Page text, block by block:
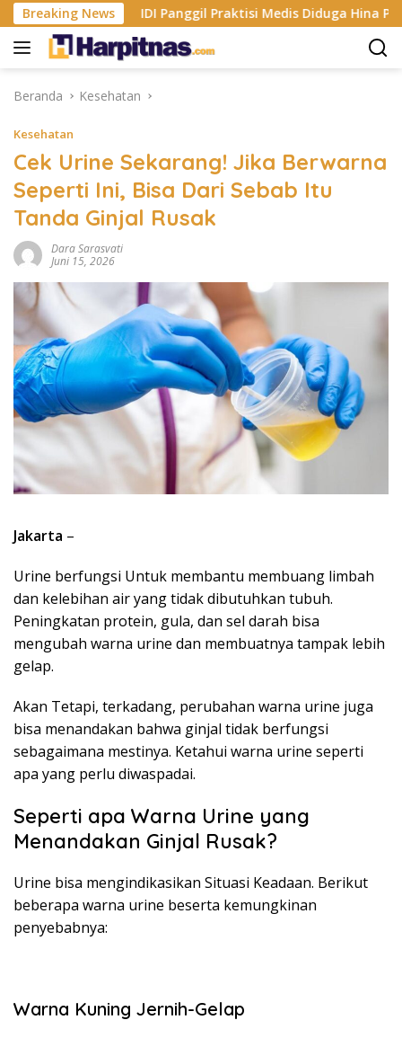
Langsung
ke
konten
Breaking NewsIDI Panggil Praktisi Medis Diduga Hina Pasien
Beranda Kesehatan
Kesehatan
Cek Urine Sekarang! Jika Berwarna
Seperti Ini, Bisa Dari Sebab Itu
Tanda Ginjal Rusak
Dara Sarasvati
Juni 15, 2026
Jakarta –
Urine berfungsi Untuk membantu membuang limbah
dan kelebihan air yang tidak dibutuhkan tubuh.
Peningkatan protein, gula, dan sel darah bisa
mengubah warna urine dan membuatnya tampak lebih
gelap.
Akan Tetapi, terkadang, perubahan warna urine juga
bisa menandakan bahwa ginjal tidak berfungsi
sebagaimana mestinya. Ketahui warna urine seperti
apa yang perlu diwaspadai.
Seperti apa Warna Urine yang
Menandakan Ginjal Rusak?
Urine bisa mengindikasikan Situasi Keadaan. Berikut
beberapa warna urine beserta kemungkinan
penyebabnya:
Warna Kuning Jernih-Gelap